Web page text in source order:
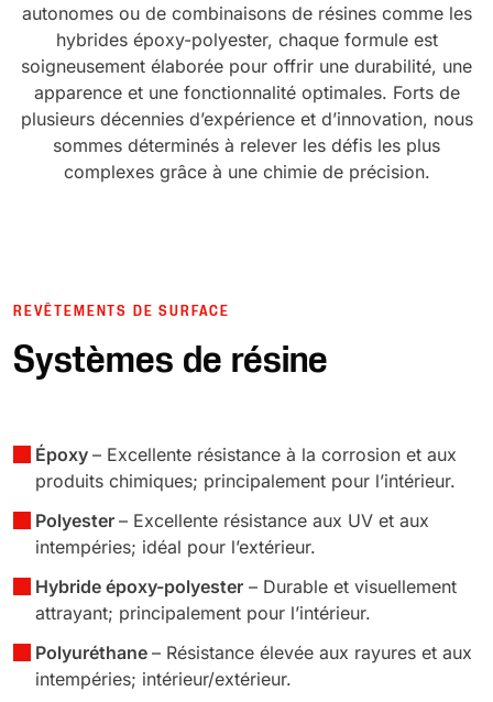
autonomes ou de combinaisons de résines comme les
hybrides époxy-polyester, chaque formule est
soigneusement élaborée pour offrir une durabilité, une
apparence et une fonctionnalité optimales. Forts de
plusieurs décennies d’expérience et d’innovation, nous
sommes déterminés à relever les défis les plus
complexes grâce à une chimie de précision.
REVÊTEMENTS DE SURFACE
Systèmes de résine
Époxy – Excellente résistance à la corrosion et aux
produits chimiques; principalement pour l’intérieur.
Polyester – Excellente résistance aux UV et aux
intempéries; idéal pour l’extérieur.
Hybride époxy-polyester – Durable et visuellement
attrayant; principalement pour l’intérieur.
Polyuréthane – Résistance élevée aux rayures et aux
intempéries; intérieur/extérieur.